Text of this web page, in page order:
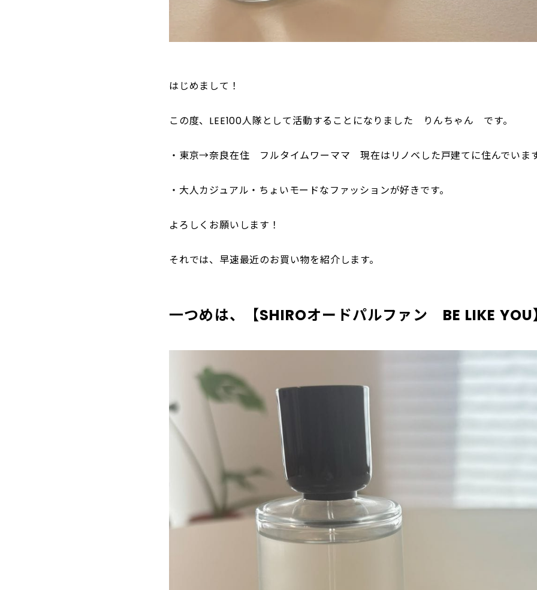
はじめまして！
この度、LEE100人隊として活動することになりました りんちゃん です。
・東京→奈良在住 フルタイムワーママ 現在はリノベした戸建てに住んでいま
・大人カジュアル・ちょいモードなファッションが好きです。
よろしくお願いします！
それでは、早速最近のお買い物を紹介します。
一つめは、【SHIROオードパルファン BE LIKE YOU